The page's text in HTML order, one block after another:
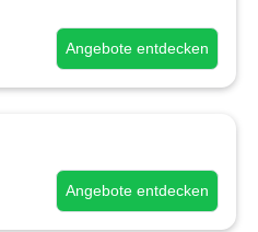
Angebote entdecken
Angebote entdecken